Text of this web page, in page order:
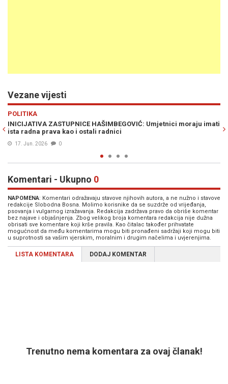
Vezane vijesti
imati
VIJESTI
MAGODA NAJAVLJUJE: Za sedam dana dostaviti
vezi dodjele budžetskih sredstava
27. Apr. 2025
Komentari - Ukupno 0
NAPOMENA: Komentari odražavaju stavove njihovih autora, a ne nužno i stavove
redakcije Slobodna Bosna. Molimo korisnike da se suzdrže od vrijeđanja,
psovanja i vulgarnog izražavanja. Redakcija zadržava pravo da obriše komentar
bez najave i objašnjenja. Zbog velikog broja komentara redakcija nije dužna
obrisati sve komentare koji krše pravila. Kao čitalac također prihvatate
mogućnost da među komentarima mogu biti pronađeni sadržaji koji mogu biti
u suprotnosti sa vašim vjerskim, moralnim i drugim načelima i uvjerenjima.
LISTA KOMENTARA DODAJ KOMENTAR
Trenutno nema komentara za ovaj članak!